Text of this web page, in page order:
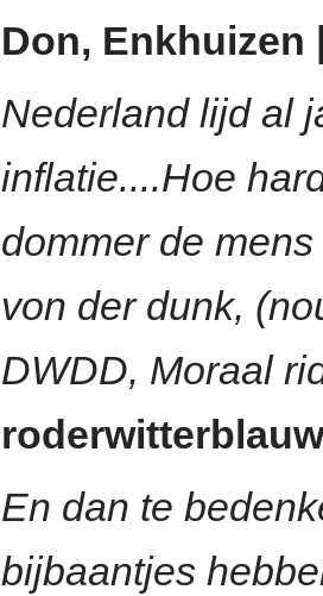
Don, Enkhuizen
Nederland lijd al
inflatie....Hoe
dommer de
von der dunk,
DWDD, Moraal
En dan te
bijbaantjes